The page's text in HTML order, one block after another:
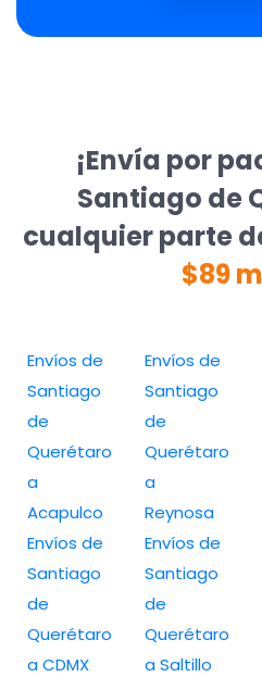
¡Envía por
Santiago de
cualquier parte
$89
Envíos de
Santiago
de
Querétaro
a
Acapulco
Envíos de
Santiago
de
Querétaro
a CDMX
Envíos de
Santiago
de
Querétaro
a
Reynosa
Envíos de
Santiago
de
Querétaro
a Saltillo